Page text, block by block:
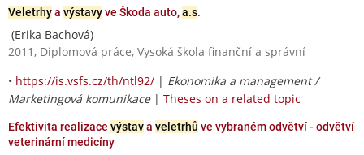
Veletrhya výstavyve Škoda auto,a.s.
(Erika Bachová)
2011, Diplomová práce, Vysoká škola finanční a správní
• https://is.vsfs.cz/th/ntl92/ | Ekonomika a management /
Marketingová komunikace| Theses on a related topic
Efektivita realizace výstava veletrhů ve vybraném odvětví - odvětví
veterinární medicíny